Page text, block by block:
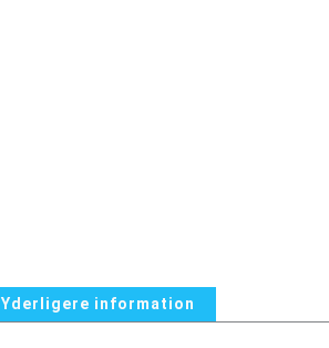
Yderligere information